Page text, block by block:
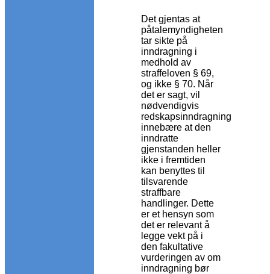
Det gjentas at
påtalemyndigheten
tar sikte på
inndragning i
medhold av
straffeloven § 69,
og ikke § 70. Når
det er sagt, vil
nødvendigvis
redskapsinndragning
innebære at den
inndratte
gjenstanden heller
ikke i fremtiden
kan benyttes til
tilsvarende
straffbare
handlinger. Dette
er et hensyn som
det er relevant å
legge vekt på i
den fakultative
vurderingen av om
inndragning bør